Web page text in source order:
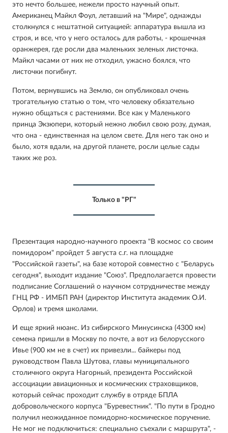
это нечто большее, нежели просто научный опыт.
Американец Майкл Фоул, летавший на "Мире", однажды
столкнулся с нештатной ситуацией: аппаратура вышла из
строя, и все, что у него осталось для работы, - крошечная
оранжерея, где росли два маленьких зеленых листочка.
Майкл часами от них не отходил, ужасно боялся, что
листочки погибнут.
Потом, вернувшись на Землю, он опубликовал очень
трогательную статью о том, что человеку обязательно
нужно общаться с растениями. Все как у Маленького
принца Экзюпери, который нежно любил свою розу, думая,
что она - единственная на целом свете. Для него так оно и
было, хотя вдали, на другой планете, росли целые сады
таких же роз.
Только в "РГ"
Презентация народно-научного проекта "В космос со своим
помидором" пройдет 5 августа с.г. на площадке
"Российской газеты", на базе которой совместно с "Беларусь
сегодня", выходит издание "Союз". Предполагается провести
подписание Соглашений о научном сотрудничестве между
ГНЦ РФ - ИМБП РАН (директор Института академик О.И.
Орлов) и тремя школами.
И еще яркий нюанс. Из сибирского Минусинска (4300 км)
семена пришли в Москву по почте, а вот из белорусского
Ивье (900 км не в счет) их привезли... байкеры под
руководством Павла Шутова, главы муниципального
столичного округа Нагорный, президента Российской
ассоциации авиационных и космических страховщиков,
который сейчас проходит службу в отряде БПЛА
добровольческого корпуса "Буревестник". "По пути в Гродно
получил неожиданное помидорно-космическое поручение.
Не мог не подключиться: специально съехали с маршрута", -